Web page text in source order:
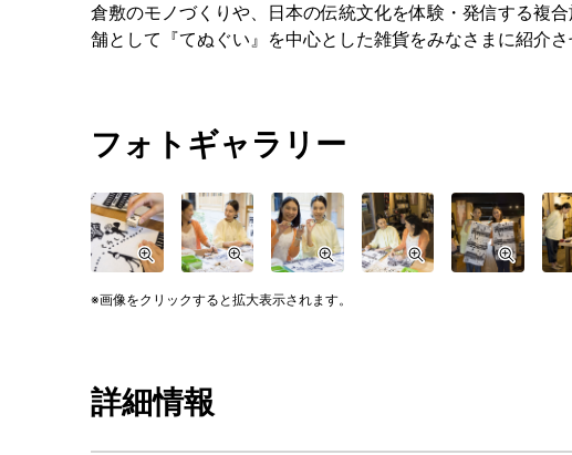
倉敷のモノづくりや、日本の伝統文化を体験・発信する複
舗として『てぬぐい』を中心とした雑貨をみなさまに紹介さ
フォトギャラリー
画像をクリックすると拡大表示されます。
詳細情報